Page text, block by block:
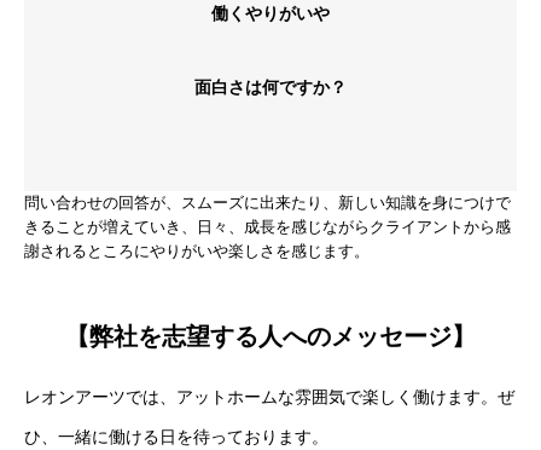
働くやりがいや
面白さは何ですか？
問い合わせの回答が、スムーズに出来たり、新しい知識を身につけで
きることが増えていき、日々、成長を感じながらクライアントから感
謝されるところにやりがいや楽しさを感じます。
【弊社を志望する人へのメッセージ】
レオンアーツでは、アットホームな雰囲気で楽しく働けます。ぜ
ひ、一緒に働ける日を待っております。